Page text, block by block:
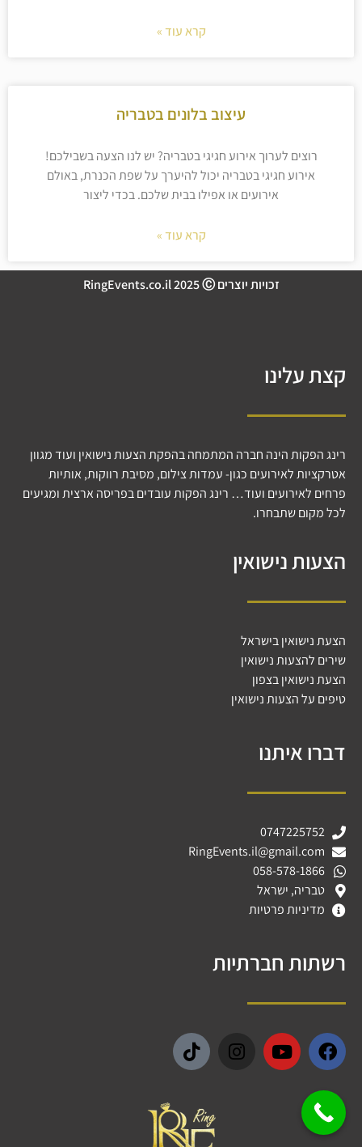
קרא עוד »
עיצוב בלונים בטבריה
רוצים לערוך אירוע חגיגי בטבריה? יש לנו הצעה בשבילכם!
אירוע חגיגי בטבריה יכול להיערך על שפת הכנרת, באולם
אירועים או אפילו בבית שלכם. בכדי ליצור
קרא עוד »
זכויות יוצרים RingEvents.co.il 2025 Ⓒ
קצת עלינו
רינג הפקות הינה חברה המתמחה בהפקת הצעות נישואין ועוד מגוון
אטרקציות לאירועים כגון- עמדות צילום, מסיבת רווקות, אותיות
פרחים לאירועים ועוד… רינג הפקות עובדים בפריסה ארצית ומגיעים
לכל מקום שתבחרו.
הצעות נישואין
הצעת נישואין בישראל
שירים להצעות נישואין
הצעת נישואין בצפון
טיפים על הצעות נישואין
דברו איתנו
0747225752
RingEvents.il@gmail.com
058-578-1866
טבריה, ישראל
מדיניות פרטיות
רשתות חברתיות